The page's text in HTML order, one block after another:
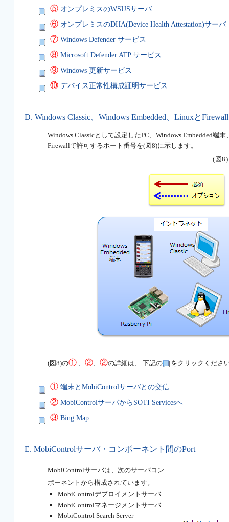
⑤ オンプレミスのWSUSサーバ
⑥ オンプレミスのDHA(Device Health Attestation)サーバ
⑦ Windows Defender サービス
⑧ Microsoft Defender ATP サービス
⑨ Windows 更新サービス
⑩ デバイス正常性構成証明サービス
D. Windows Classic、Windows Embedded、LinuxとFirewall
Windows Classicとして設定したPC、Windows Embedded端
Firewallで許可するポート番号を(図8)に示します。
(図8)
(図8)の① 、 ②、 ②の詳細は、 下記の をクリックくださ
① 端末とMobiControlサーバとの交信
② MobiControlサーバからSOTI Servicesへ
③ Bing Map
E. MobiControlサーバ・コンポーネント間のPort
MobiControlサーバは、次のサーバコン
ポーネントから構成されています。
MobiControlデプロイメントサーバ
MobiControlマネージメントサーバ
MobiControl Search Server